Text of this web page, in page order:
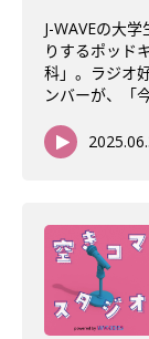
J-WAVEの大
りするポッド
科」。ラジオ
ンバーが、「